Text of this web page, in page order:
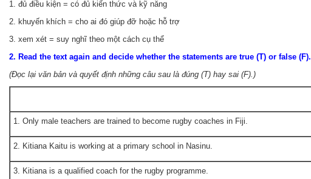
1. đủ điều kiện = có đủ kiến thức và kỹ năng
2. khuyến khích = cho ai đó giúp đỡ hoặc hỗ trợ
3. xem xét = suy nghĩ theo một cách cụ thể
2. Read the text again and decide whether the statements are true (T) or false (F).
(Đọc lại văn bản và quyết định những câu sau là đúng (T) hay sai (F).)
1. Only male teachers are trained to become rugby coaches in Fiji.
2. Kitiana Kaitu is working at a primary school in Nasinu.
3. Kitiana is a qualified coach for the rugby programme.